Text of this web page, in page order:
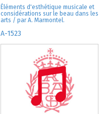
Éléments d'esthétique musicale et
considérations sur le beau dans les
arts / par A. Marmontel.
A-1523